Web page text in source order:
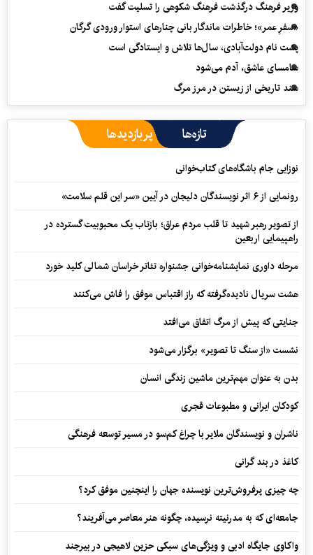
وزیر فرهنگ درگذشت فرهنگ شکوهی را تسلیت گفت
«سفرِ عمر»؛ خاطرات ماندگار بانی چنارهای استوار ورودی گرگان
پشت نام دولت‌آبادی، سال‌ها تلاش و ایستادگی است
سامسای عاشق، آدم می‌شود
سند تاریخی از زیستن در مرز مرگ
تازه‌ها پربازدیدها
نوزایی جام باشگاه‌های کتاب‌خوانی
رونمایی از ۶ اثر نویسندگان دلیجان در آیین «سر این قلم سلامت»
از تصویر رهبر شهید تا قلب مردم عراق؛ بازتاب یک محبوبیت گسترده در
راهپیمایی اربعین
مرحله داوری نمایشنامه‌خوانی جشنواره تئاتر خراسان شمالی کلید خورد
هشت سریال نادیده‌گرفته که راز اقتباس موفق را فاش می‌کنند
جنایتی که پیش از مرگ اتفاق می‌افتد
نشست «از سنگ تا تصویر» برگزار می‌شود
بدن به عنوان مهم‌ترین ماشین زندگی انسان
کودکان ایرانی و مطبوعات قجری
ناشران و نویسندگان ملایر با چراغ کم‌سو در مسیر توسعه فرهنگی
کاغذ در بند گرانی
چه چیزی پرفروش‌ترین نویسنده جهان را اینچنین موفق کرد؟
جامعه‌ای که به مدرنیته نرسیده، چگونه هنر معاصر می‌آفریند؟
واکاوی جایگاه ادبی و ویژگی‌های سبکی حزین لاهیجی در بیرجند